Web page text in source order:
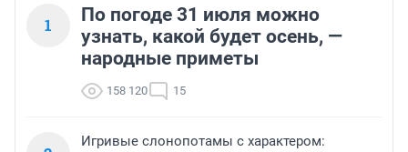
1
По погоде 31 июля можно
узнать, какой будет осень, —
народные приметы
158 120 15
Игривые слонопотамы с характером: